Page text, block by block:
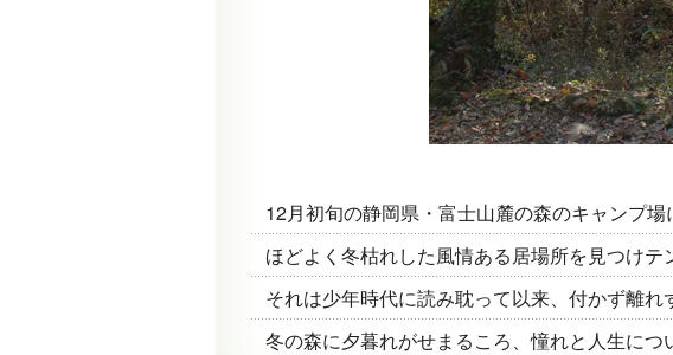
12月初旬の静岡県・富士山麓の森のキャンプ場
ほどよく冬枯れした風情ある居場所を見つけテ
それは少年時代に読み耽って以来、付かず離れ
冬の森に夕暮れがせまるころ、憧れと人生につ